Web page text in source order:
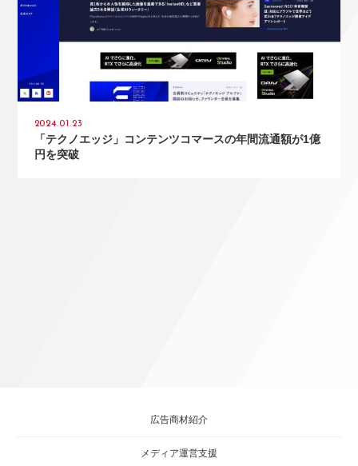
2024.01.23
「テクノエッジ」コンテンツコマースの年間流通額が1億
円を突破
広告商材紹介
メディア運営支援